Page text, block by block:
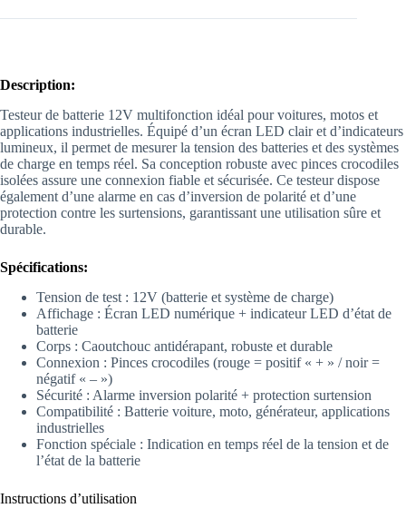
Description:
Testeur de batterie 12V multifonction idéal pour voitures, motos et
applications industrielles. Équipé d’un écran LED clair et d’indicateurs
lumineux, il permet de mesurer la tension des batteries et des systèmes
de charge en temps réel. Sa conception robuste avec pinces crocodiles
isolées assure une connexion fiable et sécurisée. Ce testeur dispose
également d’une alarme en cas d’inversion de polarité et d’une
protection contre les surtensions, garantissant une utilisation sûre et
durable.
Spécifications:
Tension de test : 12V (batterie et système de charge)
Affichage : Écran LED numérique + indicateur LED d’état de
batterie
Corps : Caoutchouc antidérapant, robuste et durable
Connexion : Pinces crocodiles (rouge = positif « + » / noir =
négatif « – »)
Sécurité : Alarme inversion polarité + protection surtension
Compatibilité : Batterie voiture, moto, générateur, applications
industrielles
Fonction spéciale : Indication en temps réel de la tension et de
l’état de la batterie
Instructions d’utilisation